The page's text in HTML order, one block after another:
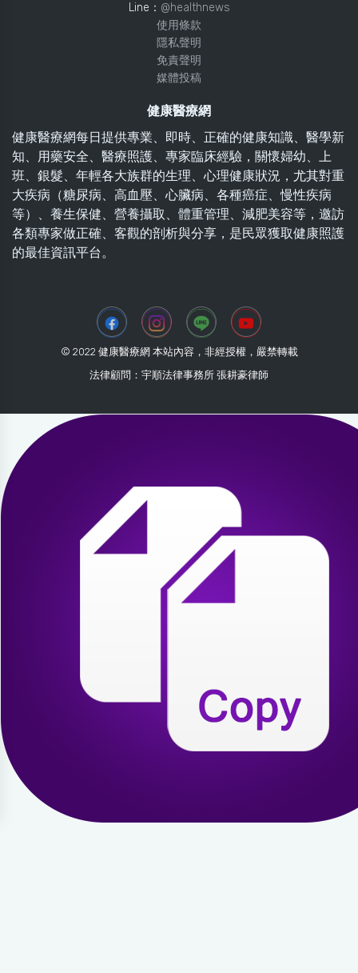
Line： @healthnews
使用條款
隱私聲明
免責聲明
媒體投稿
健康醫療網
健康醫療網每日提供專業、即時、正確的健康知識、醫學新
知、用藥安全、醫療照護、專家臨床經驗，關懷婦幼、上
班、銀髮、年輕各大族群的生理、心理健康狀況，尤其對重
大疾病（糖尿病、高血壓、心臟病、各種癌症、慢性疾病
等）、養生保健、營養攝取、體重管理、減肥美容等，邀訪
各類專家做正確、客觀的剖析與分享，是民眾獲取健康照護
的最佳資訊平台。
© 2022 健康醫療網 本站內容，非經授權，嚴禁轉載
法律顧問：宇順法律事務所 張耕豪律師